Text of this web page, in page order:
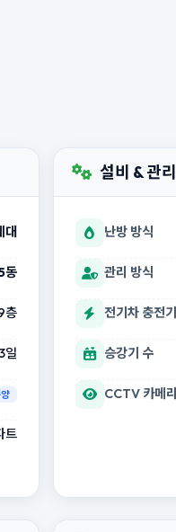
대
동
층
일
트
설비 & 관
난방 방식
관리 방식
전기차 충전기
승강기 수
CCTV 카메